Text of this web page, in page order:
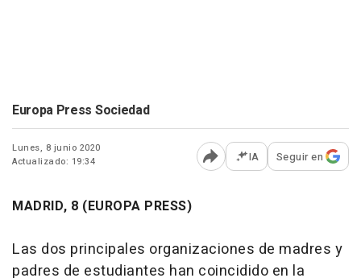
Europa Press Sociedad
Lunes, 8 junio 2020
Actualizado: 19:34
Abrir opciones para
IA Seguir en
MADRID, 8 (EUROPA PRESS)
Las dos principales organizaciones de madres y
padres de estudiantes han coincidido en la